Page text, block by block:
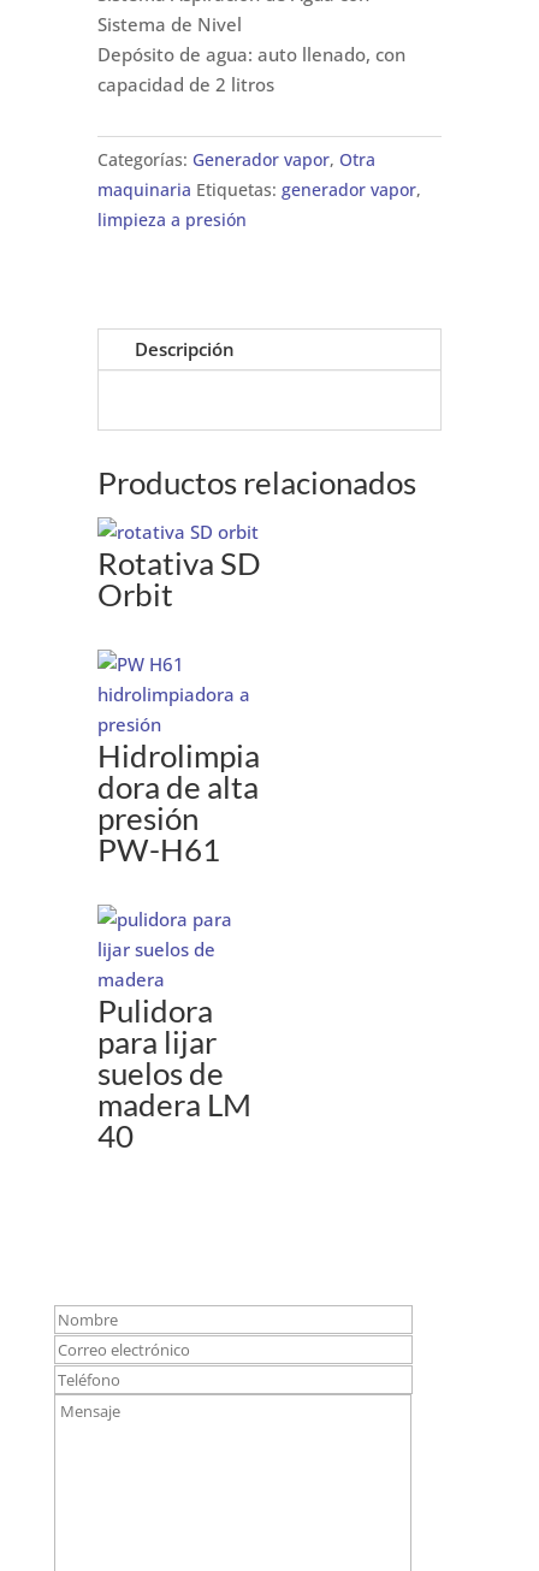
Sistema de Nivel
Depósito de agua: auto llenado, con
capacidad de 2 litros
Categorías: Generador vapor, Otra
maquinaria Etiquetas: generador vapor,
limpieza a presión
Descripción
Productos relacionados
Rotativa SD
Orbit
Hidrolimpia
dora de alta
presión
PW-H61
Pulidora
para lijar
suelos de
madera LM
40